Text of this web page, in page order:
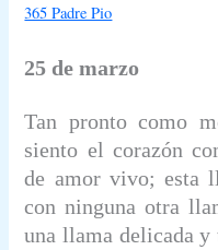
365 Padre Pio
25 de marzo
Tan pronto como
siento el corazón
de amor vivo; esta
con ninguna otra
una llama delicada y